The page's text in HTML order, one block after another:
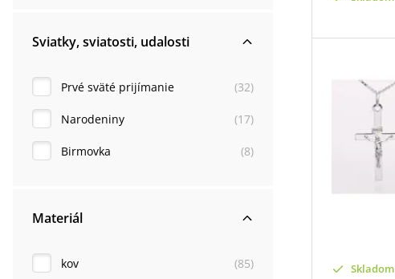
Sviatky, sviatosti, udalosti
Prvé sväté prijímanie (32)
Narodeniny (17)
Birmovka (8)
Materiál
kov (85) Skladom